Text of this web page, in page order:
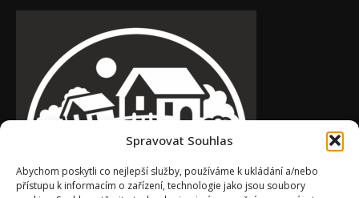
Spravovat Souhlas
Abychom poskytli co nejlepší služby, používáme k ukládání a/nebo
přístupu k informacím o zařízení, technologie jako jsou soubory